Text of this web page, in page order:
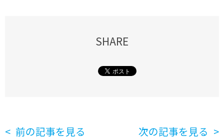
SHARE
前の記事を見る 次の記事を見る